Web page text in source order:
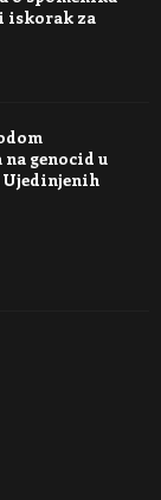
iskorak za
na genocid u
Ujedinjenih